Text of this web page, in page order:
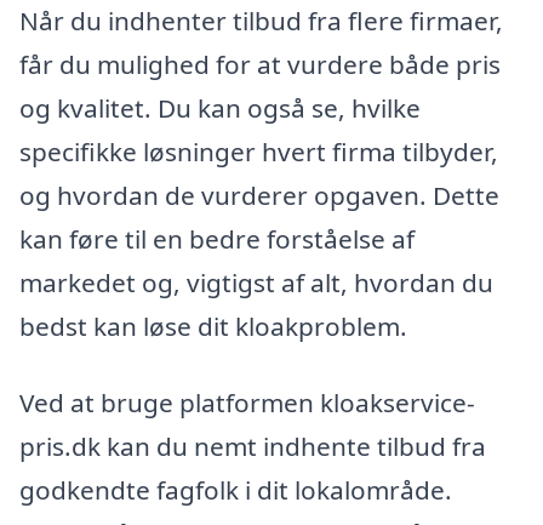
Når du indhenter tilbud fra flere firmaer,
får du mulighed for at vurdere både pris
og kvalitet. Du kan også se, hvilke
specifikke løsninger hvert firma tilbyder,
og hvordan de vurderer opgaven. Dette
kan føre til en bedre forståelse af
markedet og, vigtigst af alt, hvordan du
bedst kan løse dit kloakproblem.
Ved at bruge platformen kloakservice-
pris.dk kan du nemt indhente tilbud fra
godkendte fagfolk i dit lokalområde.